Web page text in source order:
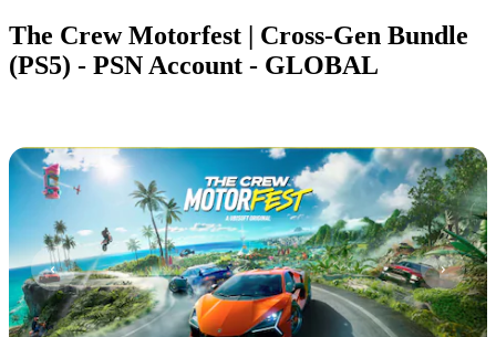
The Crew Motorfest | Cross-Gen Bundle
(PS5) - PSN Account - GLOBAL